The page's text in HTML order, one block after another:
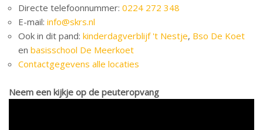
Directe telefoonnummer: 0224 272 348
E-mail: info@skrs.nl
Ook in dit pand: kinderdagverblijf 't Nestje, Bso De Koet
en basisschool De Meerkoet
Contactgegevens alle locaties
Neem een kijkje op de peuteropvang